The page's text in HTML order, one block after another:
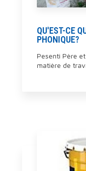
QU'EST-CE
PHONIQUE?
Pesenti Père
matière de